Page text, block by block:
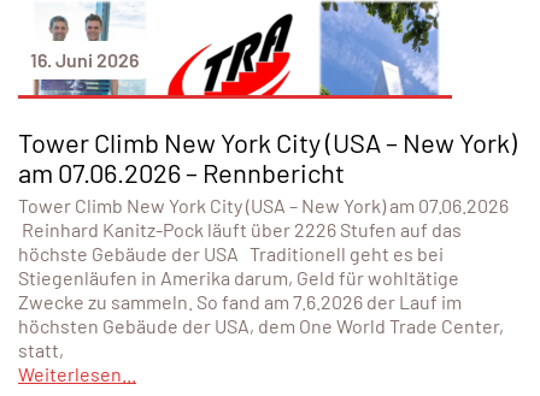
16. Juni 2026
Tower Climb New York City (USA – New York)
am 07.06.2026 – Rennbericht
Tower Climb New York City (USA – New York) am 07.06.2026
Reinhard Kanitz-Pock läuft über 2226 Stufen auf das
höchste Gebäude der USA Traditionell geht es bei
Stiegenläufen in Amerika darum, Geld für wohltätige
Zwecke zu sammeln. So fand am 7.6.2026 der Lauf im
höchsten Gebäude der USA, dem One World Trade Center,
statt,
Weiterlesen...